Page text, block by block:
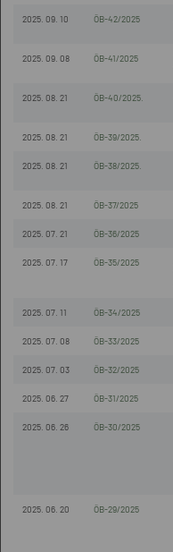
2025. 09. 10 ÖB-42/2025
2025. 09. 08 ÖB-41/2025
2025. 08. 21 ÖB-40/2025.
2025. 08. 21 ÖB-39/2025.
2025. 08. 21 ÖB-38/2025.
2025. 08. 21 ÖB-37/2025
2025. 07. 21 ÖB-36/2025
2025. 07. 17 ÖB-35/2025
2025. 07. 11 ÖB-34/2025
2025. 07. 08 ÖB-33/2025
2025. 07. 03 ÖB-32/2025
2025. 06. 27 ÖB-31/2025
2025. 06. 26 ÖB-30/2025
2025. 06. 20 ÖB-29/2025